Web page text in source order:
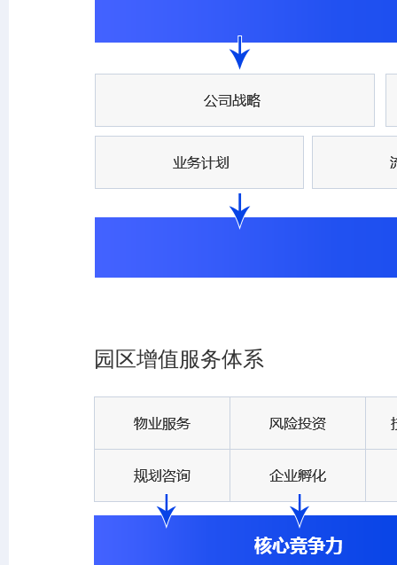
园区增值服务体系